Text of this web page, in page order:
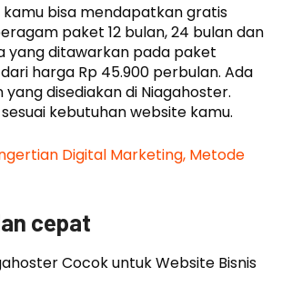
kamu bisa mendapatkan gratis
paket 12 bulan, 24 bulan dan
yang ditawarkan pada paket
harga Rp 45.900 perbulan. Ada
disediakan di Niagahoster.
kebutuhan website kamu.
Digital Marketing, Metode
cepat